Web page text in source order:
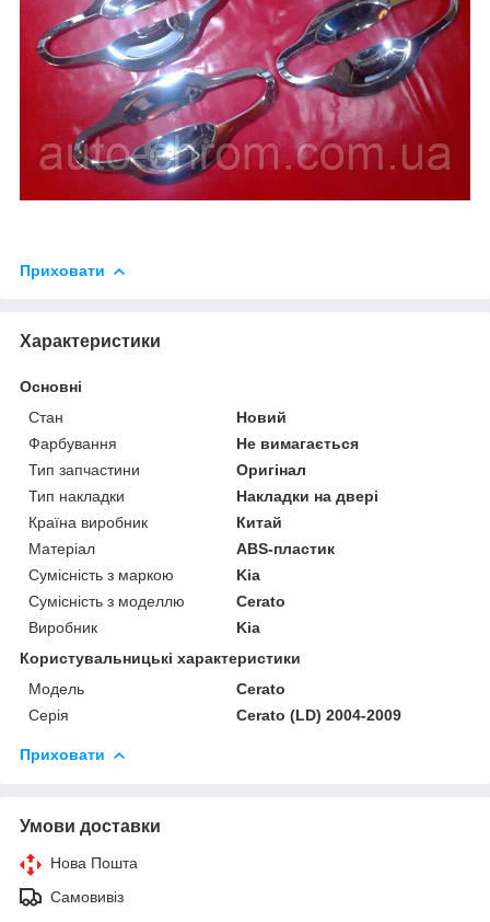
Приховати
Характеристики
Основні
Стан
Новий
Фарбування
Не вимагається
Тип запчастини
Оригінал
Тип накладки
Накладки на двері
Країна виробник
Китай
Матеріал
ABS-пластик
Сумісність з маркою
Kia
Сумісність з моделлю
Cerato
Виробник
Kia
Користувальницькі характеристики
Модель
Cerato
Серія
Cerato (LD) 2004-2009
Приховати
Умови доставки
Нова Пошта
Самовивіз